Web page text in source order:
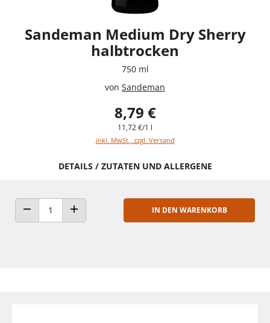
Sandeman Medium Dry Sherry
halbtrocken
750 ml
von Sandeman
8,79 €
11,72 €/1 l
inkl. MwSt., zzgl. Versand
DETAILS / ZUTATEN UND ALLERGENE
ANZAHL VERRINGERNANZAHL ERHÖHEN
IN DEN WARENKORB